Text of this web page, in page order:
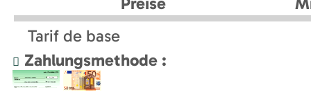
Tarif de base
Zahlungsmethode :